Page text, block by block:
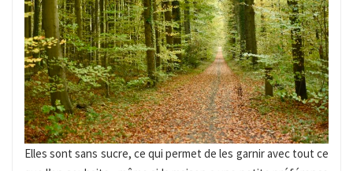
Elles sont sans sucre, ce qui permet de les garnir avec tout ce